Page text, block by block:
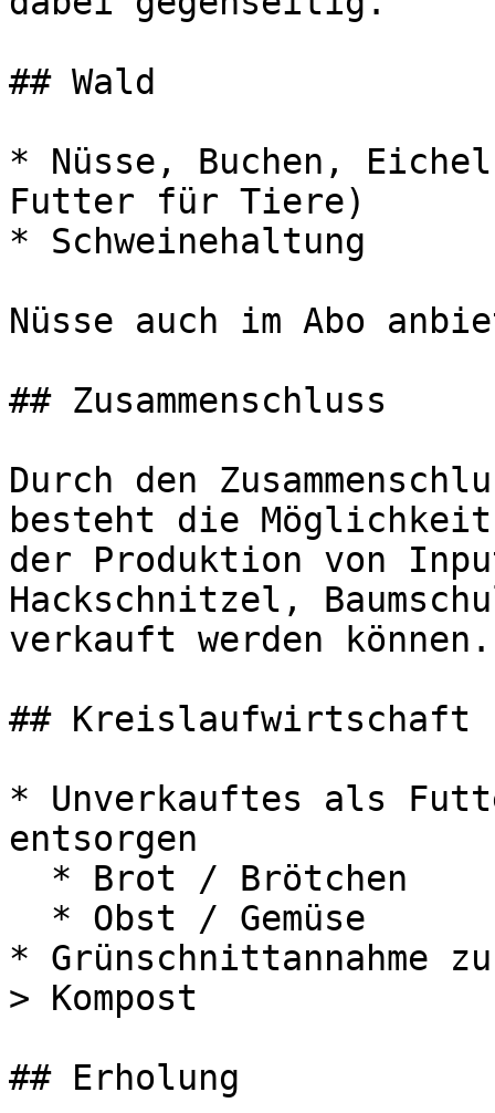
## Wald
* Nüsse, Buchen,
Futter für Tiere)
* Schweinehaltung
Nüsse auch im Abo
## Zusammenschluss
Durch den
besteht die
der Produktion von
Hackschnitzel,
verkauft werden können.
## Kreislaufwirtschaft
* Unverkauftes als
entsorgen
* Grünschnittannahme
> Kompost
## Erholung